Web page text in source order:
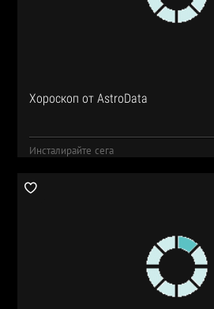
Хороскоп от AstroData
Инсталирайте сега